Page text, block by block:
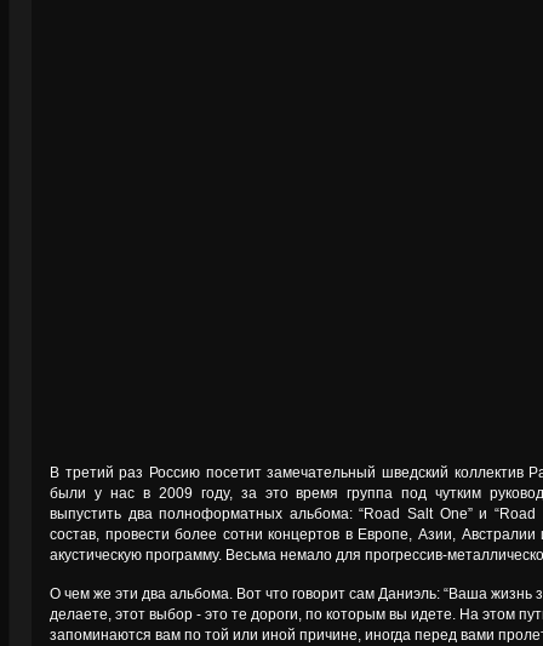
В третий раз Россию посетит замечательный шведский коллектив
были у нас в 2009 году, за это время группа под чутким
выпустить два полноформатных альбома: “Road Salt One” и “Road
состав, провести более сотни концертов в Европе, Азии,
акустическую программу. Весьма немало для прогрессив-
О чем же эти два альбома. Вот что говорит сам Даниэль: “Ваша жизнь
делаете, этот выбор - это те дороги, по которым вы идете. На этом
запоминаются вам по той или иной причине, иногда перед вами